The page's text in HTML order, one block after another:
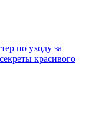
по уходу за
красивого